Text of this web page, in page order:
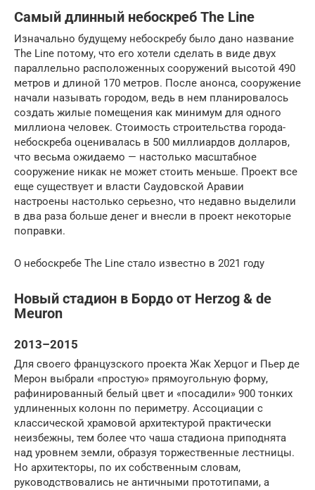
Самый длинный небоскреб The Line
Изначально будущему небоскребу было дано название
The Line потому, что его хотели сделать в виде двух
параллельно расположенных сооружений высотой 490
метров и длиной 170 метров. После анонса, сооружение
начали называть городом, ведь в нем планировалось
создать жилые помещения как минимум для одного
миллиона человек. Стоимость строительства города-
небоскреба оценивалась в 500 миллиардов долларов,
что весьма ожидаемо — настолько масштабное
сооружение никак не может стоить меньше. Проект все
еще существует и власти Саудовской Аравии
настроены настолько серьезно, что недавно выделили
в два раза больше денег и внесли в проект некоторые
поправки.
О небоскребе The Line стало известно в 2021 году
Новый стадион в Бордо от Herzog & de
Meuron
2013–2015
Для своего французского проекта Жак Херцог и Пьер де
Мерон выбрали «простую» прямоугольную форму,
рафинированный белый цвет и «посадили» 900 тонких
удлиненных колонн по периметру. Ассоциации с
классической храмовой архитектурой практически
неизбежны, тем более что чаша стадиона приподнята
над уровнем земли, образуя торжественные лестницы.
Но архитекторы, по их собственным словам,
руководствовались не античными прототипами, а